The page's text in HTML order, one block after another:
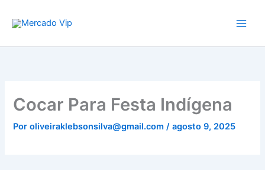
para
conteúdo
Cocar Para Festa Indígena
Poroliveiraklebsonsilva@gmail.com/agosto 9, 2025